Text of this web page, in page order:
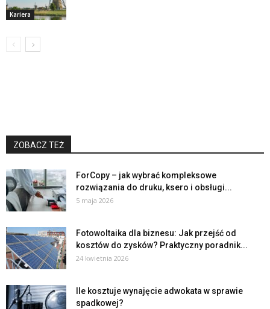
Kariera
ZOBACZ TEŻ
ForCopy – jak wybrać kompleksowe
rozwiązania do druku, ksero i obsługi...
5 maja 2026
Fotowoltaika dla biznesu: Jak przejść od
kosztów do zysków? Praktyczny poradnik...
24 kwietnia 2026
Ile kosztuje wynajęcie adwokata w sprawie
spadkowej?